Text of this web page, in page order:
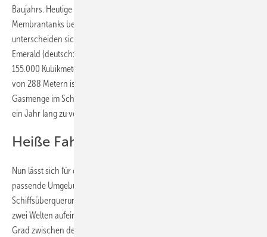
Baujahrs. Heutige Neubauten sind in der Regel mit so genannte
Membrantanks bestückt. Diese Schiffe mit Membrantanks
unterscheiden sich für den Laien nur schwer vom Öltanker. Die British
Emerald (deutsch: Britischer Smaragd) beispielsweise transportiert
155.000 Kubikmeter verflüssigtes Erdgas. Das Schiff mit einer Länge
von 288 Metern ist eines der großen und modernen dieser Art. Die
Gasmenge im Schiffsraum würde ausreichen bis zu 40.000 Haushalte
ein Jahr lang zu versorgen.
Heiße Fahrt für kühles Erdgas
Nun lässt sich für den Transport der flüssigen Fracht kaum eine
passende Umgebungstemperatur auf der Erde finden. Bei der
Schiffsüberquerung des Äquators an einem heißen Sommertag stoßen
zwei Welten aufeinander. Bei Temperaturdifferenzen von über 200
Grad zwischen dem Gassee im Tank und der Umgebung am Äquator